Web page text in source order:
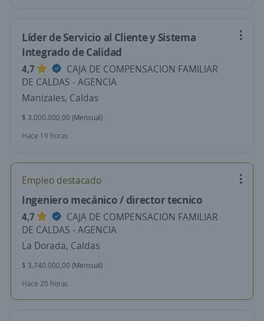
Líder de Servicio al Cliente y Sistema
Integrado de Calidad
4,7
CAJA DE COMPENSACION FAMILIAR
DE CALDAS - AGENCIA
Manizales, Caldas
$ 3.000.000,00 (Mensual)
Hace 19 horas
Empleo destacado
Ingeniero mecánico / director tecnico
4,7
CAJA DE COMPENSACION FAMILIAR
DE CALDAS - AGENCIA
La Dorada, Caldas
$ 3.740.000,00 (Mensual)
Hace 20 horas